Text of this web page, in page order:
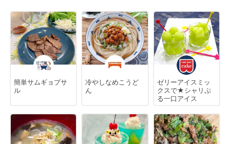
簡単サムギョプサ
ル
冷やしなめこうど
ん
ゼリーアイスミッ
クスで★シャリぷ
る一口アイス